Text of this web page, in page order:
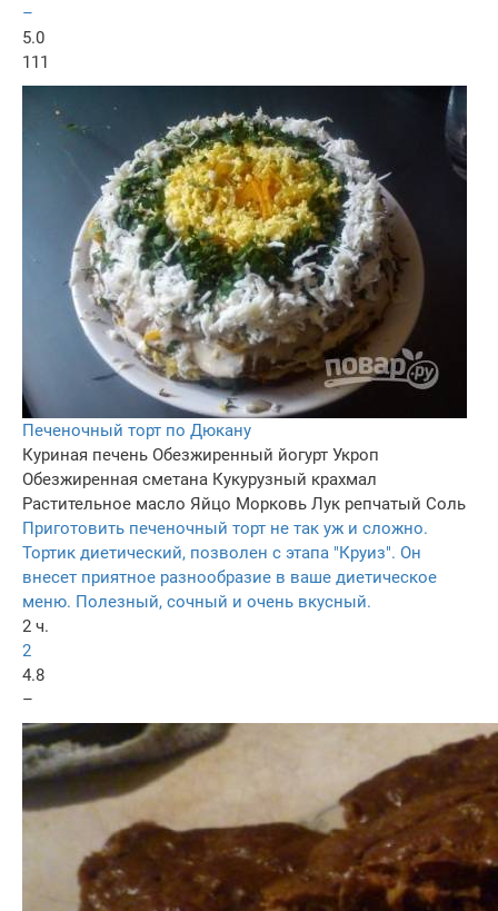
–
5.0
111
Печеночный торт по Дюкану
Куриная печень Обезжиренный йогурт Укроп
Обезжиренная сметана Кукурузный крахмал
Растительное масло Яйцо Морковь Лук репчатый Соль
Приготовить печеночный торт не так уж и сложно.
Тортик диетический, позволен с этапа "Круиз". Он
внесет приятное разнообразие в ваше диетическое
меню. Полезный, сочный и очень вкусный.
2 ч.
2
4.8
–